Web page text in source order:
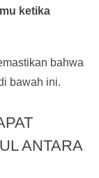
ketika
bahwa
bawah ini.
ANTARA